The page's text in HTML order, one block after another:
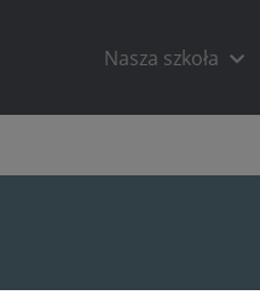
Nasza szkoła